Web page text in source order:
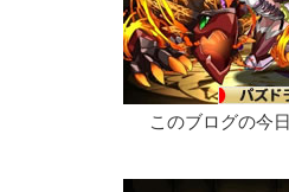
このブログの今